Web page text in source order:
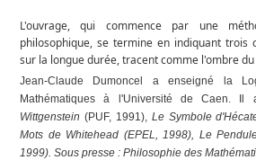
L'ouvrage, qui commence par une
philosophique, se termine en indiquant trois
sur la longue durée, tracent comme l'ombre
Jean-Claude Dumoncel a enseigné la
Mathématiques à l'Université de Caen.
Wittgenstein (PUF, 1991), Le Symbole
Mots de Whitehead (EPEL, 1998), Le
1999). Sous presse : Philosophie des